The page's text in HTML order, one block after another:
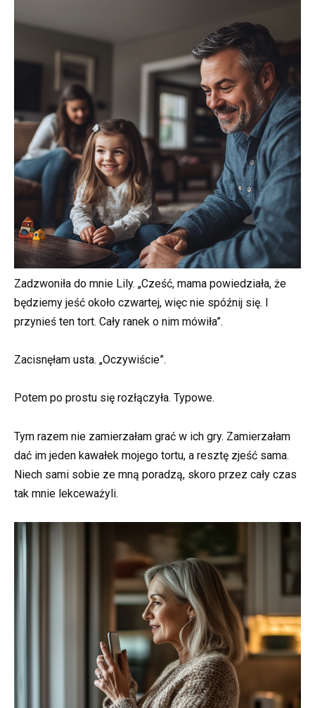
Zadzwoniła do mnie Lily. „Cześć, mama powiedziała, że
będziemy jeść około czwartej, więc nie spóźnij się. I
przynieś ten tort. Cały ranek o nim mówiła”.
Zacisnęłam usta. „Oczywiście”.
Potem po prostu się rozłączyła. Typowe.
Tym razem nie zamierzałam grać w ich gry. Zamierzałam
dać im jeden kawałek mojego tortu, a resztę zjeść sama.
Niech sami sobie ze mną poradzą, skoro przez cały czas
tak mnie lekceważyli.